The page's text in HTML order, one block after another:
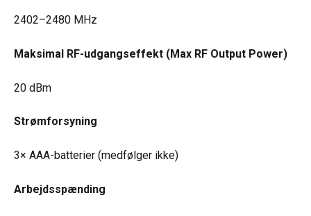
2402–2480 MHz
Maksimal RF-udgangseffekt (Max RF Output Power)
20 dBm
Strømforsyning
3× AAA-batterier (medfølger ikke)
Arbejdsspænding